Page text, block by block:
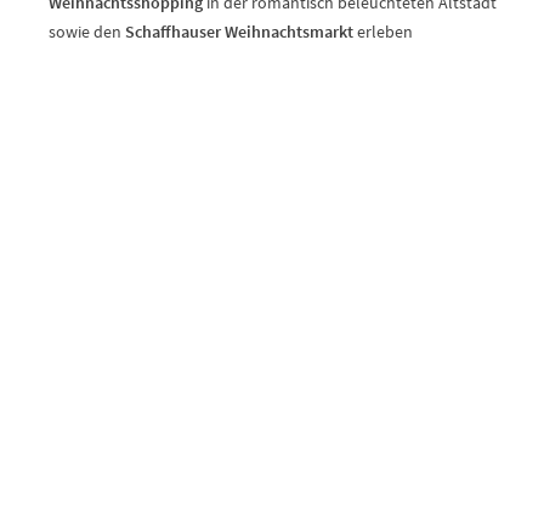
sowie den Schaffhauser Weihnachtsmarkterleben